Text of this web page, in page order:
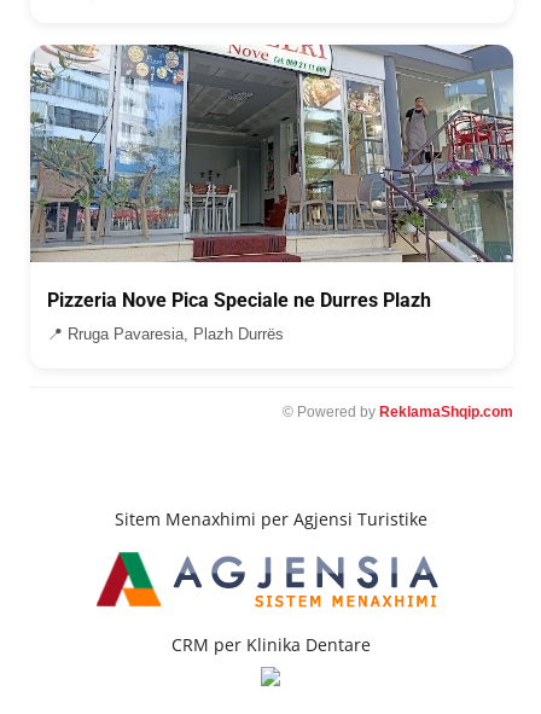
Pizzeria Nove Pica Speciale ne Durres Plazh
📍 Rruga Pavaresia, Plazh Durrës
© Powered by ReklamaShqip.com
Sitem Menaxhimi per Agjensi Turistike
CRM per Klinika Dentare